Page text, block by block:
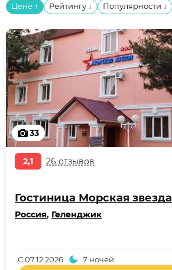
Цене ↑ Рейтингу ↓ Популярности ↓
33
2,1 26 отзывов
Гостиница Морская звезда
Россия, Геленджик
С07.12.2026 7 ночей